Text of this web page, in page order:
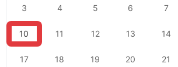
3 4 5 6 7
10 11 12 13 14
17 18 19 20 21